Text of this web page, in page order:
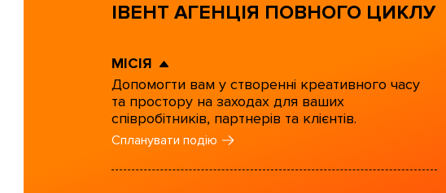
ІВЕНТ АГЕНЦІЯ ПОВНОГО ЦИКЛУ
МІСІЯ
Допомогти вам у створенні креативного часу
та простору на заходах для ваших
співробітників, партнерів та клієнтів.
Спланувати подію